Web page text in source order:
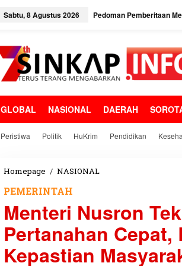
Sabtu, 8 Agustus 2026 Pedoman Pemberitaan
GLOBAL NASIONAL DAERAH
Peristiwa Politik HuKrim Pendidikan
Homepage / NASIONAL
e
i
N
PEMERINTAH
Menteri Nusron
Pertanahan
Kepastian